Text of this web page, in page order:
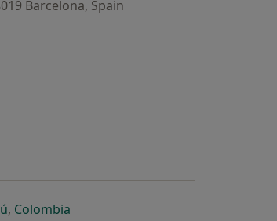
Barcelona, Spain
novo separador
abre num novo separador
, Colombiaabre num novo separador